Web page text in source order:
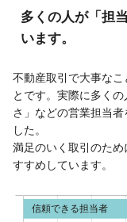
多くの人が「担
います。
不動産取引で大事な
とです。実際に多く
さ」などの営業担当
した。
満足のいく取引のた
すすめしています。